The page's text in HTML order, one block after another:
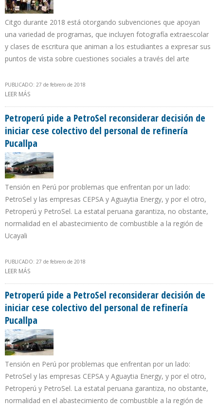
Citgo durante 2018 está otorgando subvenciones que apoyan
una variedad de programas, que incluyen fotografía extraescolar
y clases de escritura que animan a los estudiantes a expresar sus
puntos de vista sobre cuestiones sociales a través del arte
PUBLICADO: 27 de febrero de 2018
LEER MÁS
Petroperú pide a PetroSel reconsiderar decisión de
iniciar cese colectivo del personal de refinería
Pucallpa
Tensión en Perú por problemas que enfrentan por un lado:
PetroSel y las empresas CEPSA y Aguaytia Energy, y por el otro,
Petroperú y PetroSel. La estatal peruana garantiza, no obstante,
normalidad en el abastecimiento de combustible a la región de
Ucayali
PUBLICADO: 27 de febrero de 2018
LEER MÁS
Petroperú pide a PetroSel reconsiderar decisión de
iniciar cese colectivo del personal de refinería
Pucallpa
Tensión en Perú por problemas que enfrentan por un lado:
PetroSel y las empresas CEPSA y Aguaytia Energy, y por el otro,
Petroperú y PetroSel. La estatal peruana garantiza, no obstante,
normalidad en el abastecimiento de combustible a la región de